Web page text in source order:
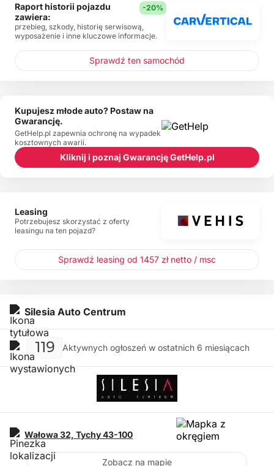
Silesia Auto Centrum
119 Aktywnych ogłoszeń w ostatnich 6 miesiącach
Wałowa 32, Tychy43-100
Zobacz na mapie
Raport historii pojazdu
zawiera:
-20%
przebieg, szkody, historię serwisową,
wyposażenie i inne kluczowe informacje.
Sprawdź ten samochód
Kupujesz młode auto? Postaw na
Gwarancję.
GetHelp.pl zapewnia ochronę na wypadek
kosztownych awarii.
Kliknij i poznaj Gwarancję GetHelp.pl
Leasing
Potrzebujesz skorzystać z oferty
leasingu na ten pojazd?
Sprawdź leasing od 1457 zł netto / msc